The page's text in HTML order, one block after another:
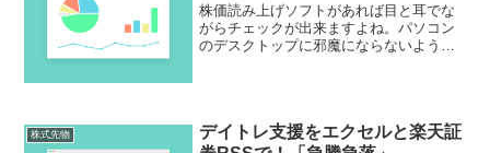
株価読み上げソフトがあれば目と耳でな
がらチェックが出来ますよね。パソコン
のデスクトップに邪魔にならないように
株式先物
デイトレ支援をエクセルと楽天証